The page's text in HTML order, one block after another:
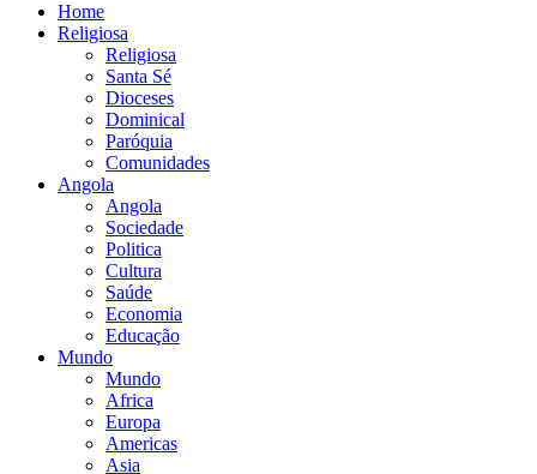
Home
Religiosa
Religiosa
Santa Sé
Dioceses
Dominical
Paróquia
Comunidades
Angola
Angola
Sociedade
Politica
Cultura
Saúde
Economia
Educação
Mundo
Mundo
Africa
Europa
Americas
Asia